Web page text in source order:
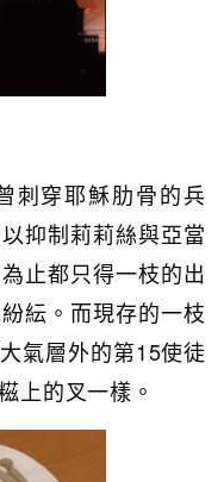
刺穿耶穌肋骨的兵
抑制莉莉絲與亞當
止都只得一枝的出
紜。而現存的一枝
氣層外的第15使徒
上的叉一樣。